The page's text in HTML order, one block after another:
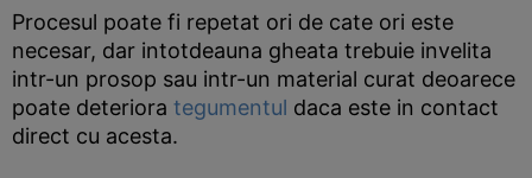
Procesul poate fi repetat ori de cate ori este
necesar, dar intotdeauna gheata trebuie invelita
intr-un prosop sau intr-un material curat deoarece
poate deteriora tegumentul daca este in contact
direct cu acesta.